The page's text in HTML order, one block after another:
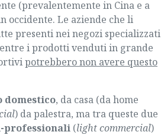
(prevalentemente in Cina e a
occidente. Le aziende che li
presenti nei negozi specializzati
i prodotti venduti in grande
potrebbero non avere questo
domestico, da casa (da home
) da palestra, ma tra queste due
professionali (light commercial)